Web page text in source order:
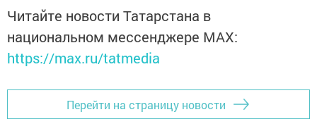
Читайте новости Татарстана в
национальном мессенджере MАХ:
https://max.ru/tatmedia
Перейти на страницу новости